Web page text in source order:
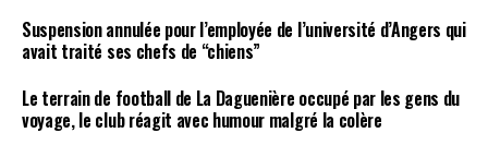
Suspension annulée pour l’employée de l’université d’Angers qui
avait traité ses chefs de “chiens”
Le terrain de football de La Daguenière occupé par les gens du
voyage, le club réagit avec humour malgré la colère